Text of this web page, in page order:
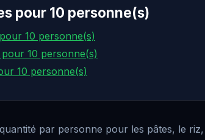
pour 10 personne(s)
10 personne(s)
10 personne(s)
10 personne(s)
par personne pour les pâtes, le